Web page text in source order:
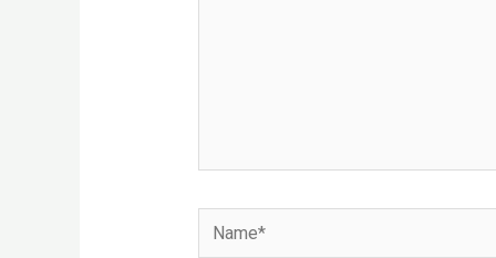
Name*